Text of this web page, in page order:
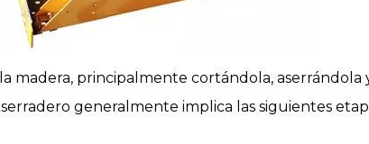
madera, principalmente cortándola,
generalmente implica las siguientes